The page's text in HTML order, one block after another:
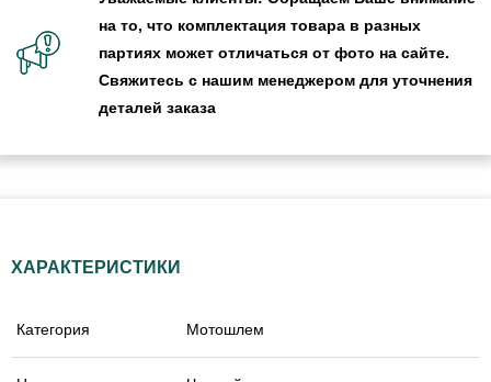
на то, что комплектация товара в разных
партиях может отличаться от фото на сайте.
Свяжитесь с нашим менеджером для уточнения
деталей заказа
ХАРАКТЕРИСТИКИ
Категория Мотошлем